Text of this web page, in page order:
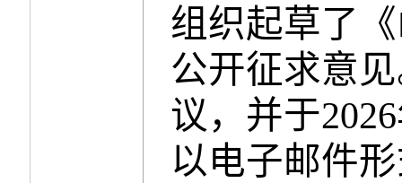
组织起草了
公开征求意
议，并于2026
以电子邮件